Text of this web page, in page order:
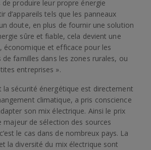
produire leur propre énergie
d’appareils tels que les panneaux
doute, en plus de fournir une solution
sûre et fiable, cela devient une
économique et efficace pour les
de familles dans les zones rurales, ou
entreprises ».
la sécurité énergétique est directement
climatique, a pris conscience
son mix électrique. Ainsi le prix
majeur de sélection des sources
le cas dans de nombreux pays. La
la diversité du mix électrique sont